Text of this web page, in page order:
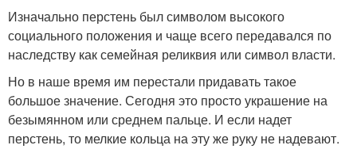
Изначально перстень был символом высокого
социального положения и чаще всего передавался по
наследству как семейная реликвия или символ власти.
Но в наше время им перестали придавать такое
большое значение. Сегодня это просто украшение на
безымянном или среднем пальце. И если надет
перстень, то мелкие кольца на эту же руку не надевают.